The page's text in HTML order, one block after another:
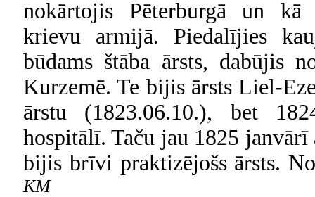
nokārtojis Pēterburgā un kā
krievu armijā. Piedalījies
būdams štāba ārsts, dabūjis
Kurzemē. Te bijis ārsts Liel-
ārstu (1823.06.10.), bet
hospitālī. Taču jau 1825
bijis brīvi praktizējošs ārsts.
KM